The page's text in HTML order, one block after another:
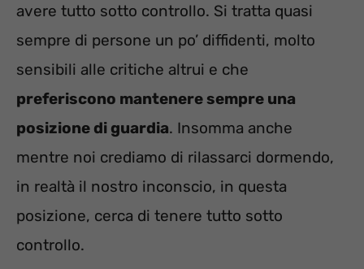
avere tutto sotto controllo. Si tratta quasi
sempre di persone un po’ diffidenti, molto
sensibili alle critiche altrui e che
preferiscono mantenere sempre una
posizione di guardia. Insomma anche
mentre noi crediamo di rilassarci dormendo,
in realtà il nostro inconscio, in questa
posizione, cerca di tenere tutto sotto
controllo.